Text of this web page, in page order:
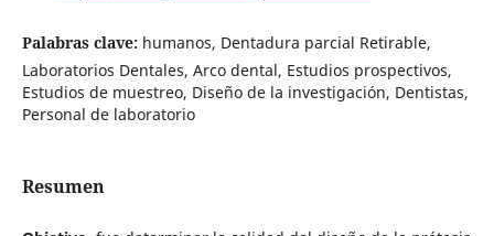
Palabras clave: humanos, Dentadura parcial Retirable,
Laboratorios Dentales, Arco dental, Estudios prospectivos,
Estudios de muestreo, Diseño de la investigación, Dentistas,
Personal de laboratorio
Resumen